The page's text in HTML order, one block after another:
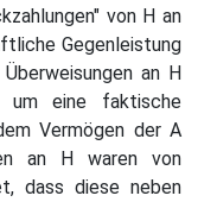
von H an
Gegenleistung
an H
um eine faktische
Vermögen der A
an H waren von
dass diese neben